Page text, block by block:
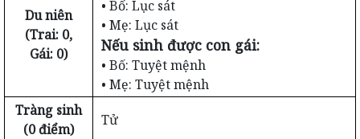
Du niên
(Trai: 0,
Gái: 0)
• Bố: Lục sát
• Mẹ: Lục sát
Nếu sinh được con gái:
• Bố: Tuyệt mệnh
• Mẹ: Tuyệt mệnh
Tràng sinh
(0 điểm)
Tử